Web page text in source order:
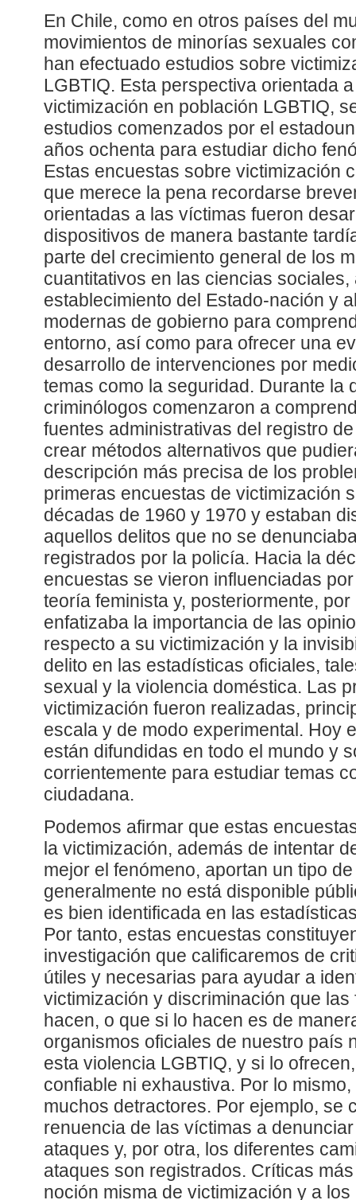
En Chile, como en otros países del
movimientos de minorías sexuales
han efectuado estudios sobre
LGBTIQ. Esta perspectiva orientada
victimización en población LGBTIQ,
estudios comenzados por el
años ochenta para estudiar dicho
Estas encuestas sobre victimización
que merece la pena recordarse
orientadas a las víctimas fueron
dispositivos de manera bastante
parte del crecimiento general de los
cuantitativos en las ciencias sociales,
establecimiento del Estado-nación y
modernas de gobierno para
entorno, así como para ofrecer una
desarrollo de intervenciones por
temas como la seguridad. Durante la
criminólogos comenzaron a
fuentes administrativas del registro
crear métodos alternativos que
descripción más precisa de los
primeras encuestas de victimización
décadas de 1960 y 1970 y estaban
aquellos delitos que no se
registrados por la policía. Hacia la
encuestas se vieron influenciadas
teoría feminista y, posteriormente,
enfatizaba la importancia de las
respecto a su victimización y la
delito en las estadísticas oficiales,
sexual y la violencia doméstica. Las
victimización fueron realizadas,
escala y de modo experimental. Hoy
están difundidas en todo el mundo y
corrientemente para estudiar temas
ciudadana.
Podemos afirmar que estas
la victimización, además de intentar
mejor el fenómeno, aportan un tipo
generalmente no está disponible
es bien identificada en las
Por tanto, estas encuestas
investigación que calificaremos de
útiles y necesarias para ayudar a
victimización y discriminación que
hacen, o que si lo hacen es de
organismos oficiales de nuestro país
esta violencia LGBTIQ, y si lo
confiable ni exhaustiva. Por lo
muchos detractores. Por ejemplo, se
renuencia de las víctimas a
ataques y, por otra, los diferentes
ataques son registrados. Críticas
noción misma de victimización y a